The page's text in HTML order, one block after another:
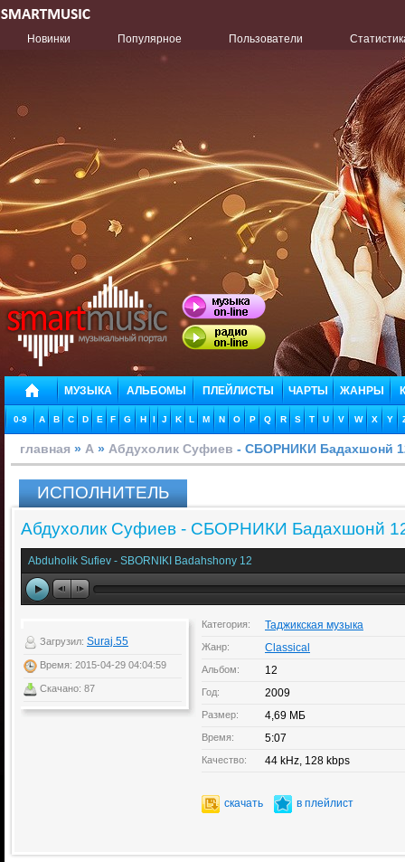
Новинки Популярное Пользователи
МУЗЫКА АЛЬБОМЫ ПЛЕЙЛИСТЫ ЧАРТЫ ЖАНРЫ
0-9 A B C D E F G H I J K L M N O P Q R S T U V W X Y
главная » А » Абдухолик Суфиев - СБОРНИКИ Бадахшонй
ИСПОЛНИТЕЛЬ
Абдухолик Суфиев - СБОРНИКИ Бадахшонй
Abduholik Sufiev - SBORNIKI Badahshony 12
Загрузил: Suraj.55
Время: 2015-04-29 04:04:59
Скачано: 87
Категория: Таджикская музыка
Жанр: Classical
Альбом: 12
Год: 2009
Размер: 4,69 МБ
Время: 5:07
Качество: 44 kHz, 128 kbps
скачать в плейлист